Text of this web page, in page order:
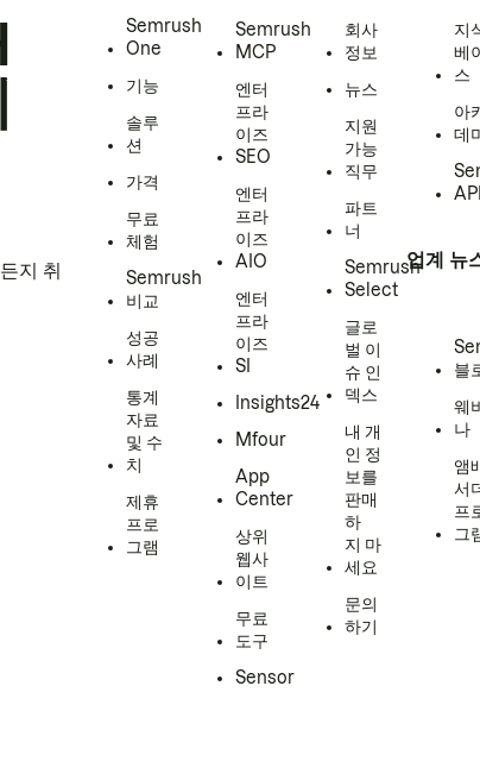
지 취
Semrush
One
기능
솔루
션
가격
무료
체험
Semrush
비교
성공
사례
통계
자료
및 수
치
제휴
프로
그램
Semrush
MCP
엔터
프라
이즈
SEO
엔터
프라
이즈
AIO
엔터
프라
이즈
SI
Insights24
Mfour
App
Center
상위
웹사
이트
무료
도구
Sensor
회사
정보
뉴스
지원
가능
직무
파트
너
Semrush
Select
글로
벌 이
슈 인
덱스
내 개
인 정
보를
판매
하
지 마
세요
문의
하기
지
베
스
아
데
업계 뉴
블
웨
나
앰
서
프
그